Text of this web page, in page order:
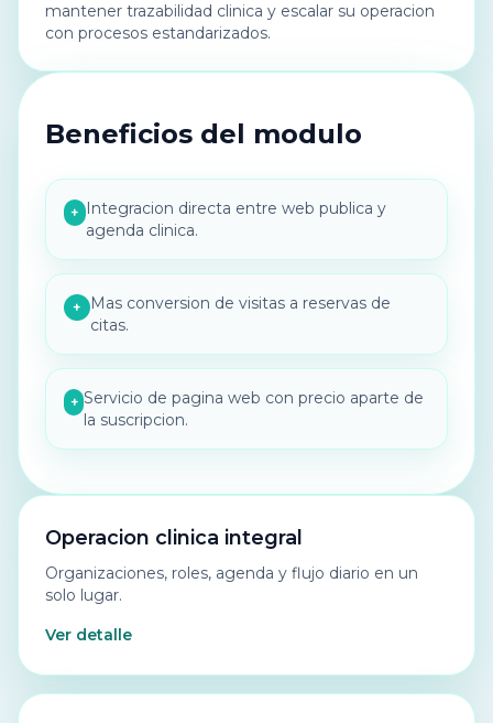
mantener trazabilidad clinica y escalar su operacion
con procesos estandarizados.
Beneficios del modulo
+ Integracion directa entre web publica y
agenda clinica.
+ Mas conversion de visitas a reservas de
citas.
+ Servicio de pagina web con precio aparte de
la suscripcion.
Operacion clinica integral
Organizaciones, roles, agenda y flujo diario en un
solo lugar.
Ver detalle